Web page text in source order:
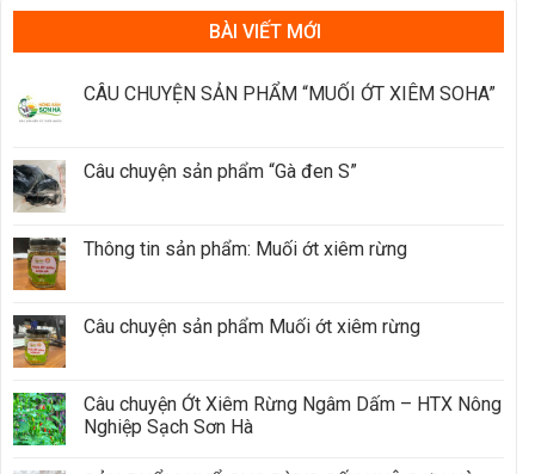
BÀI VIẾT MỚI
CÂU CHUYỆN SẢN PHẨM “MUỐI ỚT XIÊM SOHA”
Câu chuyện sản phẩm “Gà đen S”
Thông tin sản phẩm: Muối ớt xiêm rừng
Câu chuyện sản phẩm Muối ớt xiêm rừng
Câu chuyện Ớt Xiêm Rừng Ngâm Dấm – HTX Nông
Nghiệp Sạch Sơn Hà